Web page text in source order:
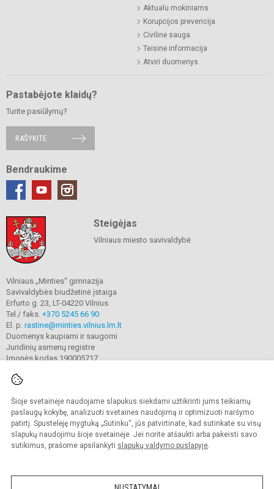
Šioje svetainėje naudojame slapukus siekdami užtikrinti jums teikiamų
paslaugų kokybę, analizuoti svetainės naudojimą ir optimizuoti naršymo
patirtį. Spustelėję mygtuką „Sutinku“, jūs patvirtinate, kad sutinkate su visų
slapukų naudojimu šioje svetainėje. Jei norite atšaukti arba pakeisti savo
sutikimus, prašome apsilankyti slapukų valdymo puslapyje.
Aktualu mokiniams
Korupcijos prevencija
Civilinė sauga
Teisinė informacija
Atviri duomenys
Pastabėjote klaidų?
Turite pasiūlymų?
RAŠYKITE
Bendraukime
Steigėjas
Vilniaus miesto savivaldybė
Vilniaus „Minties“ gimnazija
Savivaldybės biudžetinė įstaiga
Erfurto g. 23, LT-04220 Vilnius
Tel./ faks. +370 5245 66 90
El. p. rastine@minties.vilnius.lm.lt
Duomenys kaupiami ir saugomi
Juridinių asmenų registre
Įmonės kodas 190005717
© 2022. Vilniaus „Minties" gimnazija. Visos teisės saugomos.
Kopijuoti turinį be raštiško gimnazijos sutikimo griežtai draudžiama.
Prieinamumo paraiška Slapukų valdymas
Sumanus būdas atnaujinti